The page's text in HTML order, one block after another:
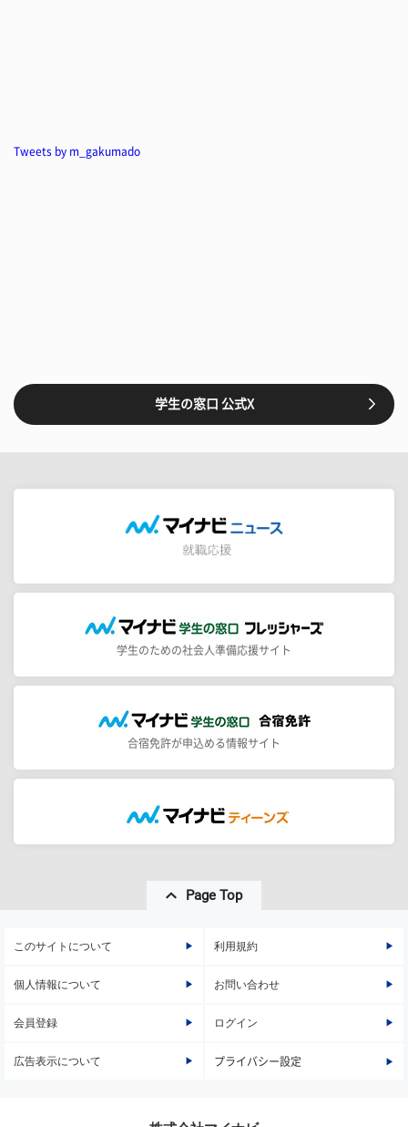
Tweets by m_gakumado
学生の窓口 公式X
学生のための社会人準備応援サイト
合宿免許が申込める情報サイト
Page Top
このサイトについて 利用規約
個人情報について お問い合わせ
会員登録 ログイン
広告表示について プライバシー設定